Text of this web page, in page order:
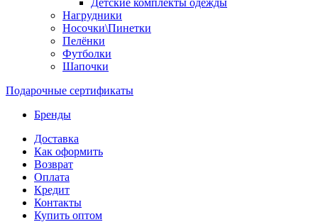
Нагрудники
Носочки\Пинетки
Пелёнки
Футболки
Шапочки
Подарочные сертификаты
Бренды
Доставка
Как оформить
Возврат
Оплата
Кредит
Контакты
Купить оптом